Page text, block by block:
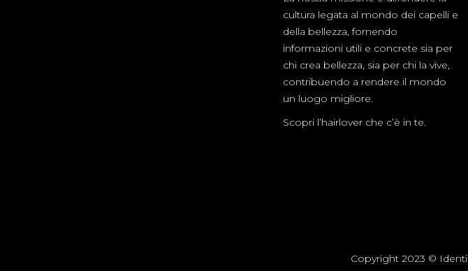
cultura legata al mondo dei capelli e
della bellezza, fornendo
informazioni utili e concrete sia per
chi crea bellezza, sia per chi la vive,
contribuendo a rendere il mondo
un luogo migliore.
Scopri l’hairlover che c’è in te.
Copyright 2023 ©